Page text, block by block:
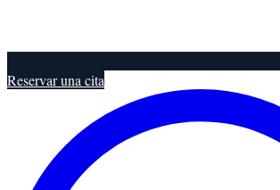
Reservar una cita